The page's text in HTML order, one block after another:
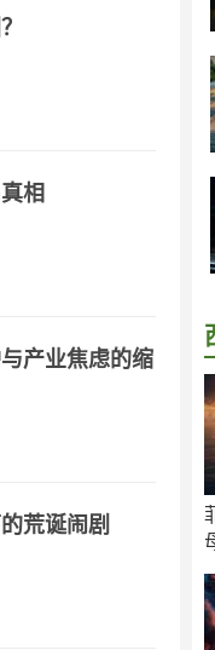
相
产业焦虑的缩
荒诞闹剧